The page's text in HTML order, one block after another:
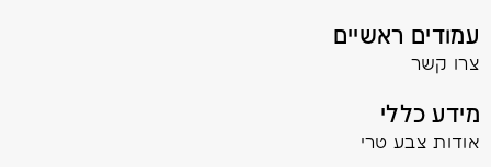
עמודים ראשיים
צרו קשר
מידע כללי
אודות צבע טרי